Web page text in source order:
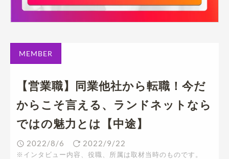
MEMBER
【営業職】同業他社から転職！今だ
からこそ言える、ランドネットなら
ではの魅力とは【中途】
2022/8/6 2022/9/22
※インタビュー内容、役職、所属は取材当時のものです。